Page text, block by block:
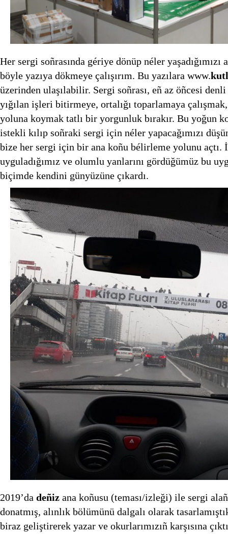
Her sergi soñrasında gériye dönüp néler yaşadığımızı
böyle yazıya dökmeye çalışırım. Bu yazılara www.
üzerinden ulaşılabilir. Sergi soñrası, eñ az öñcesi
yığılan işleri bitirmeye, ortalığı toparlamaya
yoluna koymak tatlı bir yorgunluk bırakır. Bu yoğun
istekli kılıp soñraki sergi için néler yapacağımızı
bize her sergi için bir ana koñu bélirleme yolunu açtı.
uyguladığımız ve olumlu yanlarını gördüğümüz bu
biçimde kendini günyüzüne çıkardı.
2019’da deñiz ana koñusu (teması/izleği) ile sergi
donatmış, alınlık bölümünü dalgalı olarak
biraz geliştirerek yazar ve okurlarımızıñ karşısına